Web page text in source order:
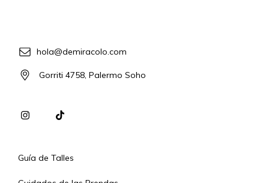
hola@demiracolo.com
Gorriti 4758, Palermo Soho
Guía de Talles